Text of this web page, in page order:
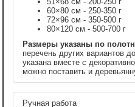
60×80 см - 250-350 г
72×96 см - 350-500 г
80×120 см - 500-700 г
Размеры указаны по
перечень других вариантов
указана вместе с
можно поставить и
Ручная работа